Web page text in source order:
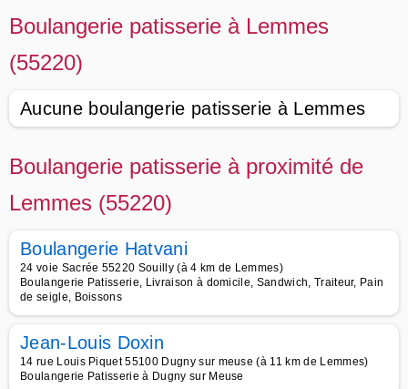
Boulangerie patisserie à Lemmes
(55220)
Aucune boulangerie patisserie à Lemmes
Boulangerie patisserie à proximité de
Lemmes (55220)
Boulangerie Hatvani
24 voie Sacrée 55220 Souilly (à 4 km de Lemmes)
Boulangerie Patisserie, Livraison à domicile, Sandwich, Traiteur, Pain
de seigle, Boissons
Jean-Louis Doxin
14 rue Louis Piquet 55100 Dugny sur meuse (à 11 km de Lemmes)
Boulangerie Patisserie à Dugny sur Meuse